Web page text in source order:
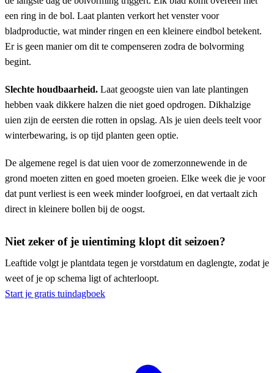
een ring in de bol. Laat planten verkort het venster voor
bladproductie, wat minder ringen en een kleinere eindbol betekent.
Er is geen manier om dit te compenseren zodra de bolvorming
begint.
Slechte houdbaarheid. Laat geoogste uien van late plantingen
hebben vaak dikkere halzen die niet goed opdrogen. Dikhalzige
uien zijn de eersten die rotten in opslag. Als je uien deels teelt voor
winterbewaring, is op tijd planten geen optie.
De algemene regel is dat uien voor de zomerzonnewende in de
grond moeten zitten en goed moeten groeien. Elke week die je voor
dat punt verliest is een week minder loofgroei, en dat vertaalt zich
direct in kleinere bollen bij de oogst.
Niet zeker of je uientiming klopt dit seizoen?
Leaftide volgt je plantdata tegen je vorstdatum en daglengte, zodat je
weet of je op schema ligt of achterloopt.
Start je gratis tuindagboek